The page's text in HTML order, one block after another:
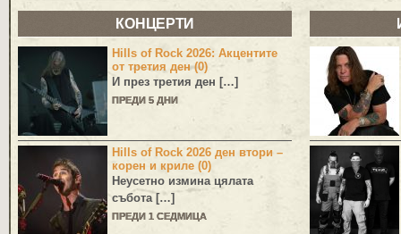
КОНЦЕРТИ
Hills of Rock 2026: Акцентите
от третия ден (0)
И през третия ден […]
ПРЕДИ 5 ДНИ
Hills of Rock 2026 ден втори –
корен и криле (0)
Неусетно измина цялата
събота […]
ПРЕДИ 1 СЕДМИЦА